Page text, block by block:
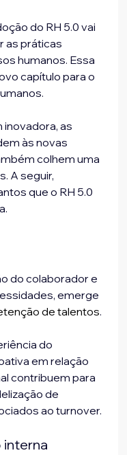
do RH 5.0 vai
as práticas
humanos. Essa
capítulo para o
as
às novas
colhem uma
A seguir,
que o RH 5.0
do colaborador e
emerge
de talentos.
do
em relação
contribuem para
de
ao turnover.
interna